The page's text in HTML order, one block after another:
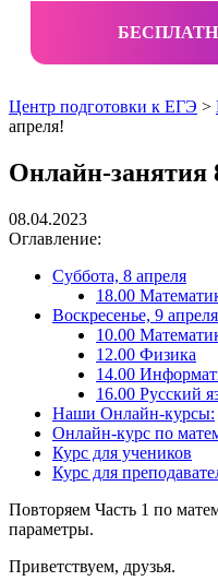
Центр подготовки к ЕГЭ >
апреля!
Онлайн-занятия
08.04.2023
Оглавление:
Суббота, 8 апреля
18.00
Воскресенье, 9 апреля
10.00
12.00 Физика
14.00
16.00 Русский
Наши Онлайн-курсы:
Онлайн-курс по
Курс для учеников
Курс для
Повторяем Часть 1 по
параметры.
Приветствуем, друзья.